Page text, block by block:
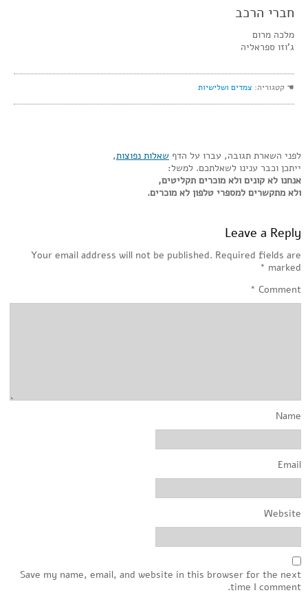
חברי הרכב
מלכה מרום
ג’וזו ספראליה
☚ קטגוריה: צמדים ושלישיות
לפני השארת תגובה, עברו על הדף שאלות נפוצות,
ייתכן וכבר ענינו לשאלתכם. למשל:
אנחנו לא קונים ולא מוכרים תקליטים,
ולא מתקשרים למספרי טלפון לא מוכרים.
Leave a Reply
Your email address will not be published. Required fields are
marked
*
Comment
*
Name
Email
Website
Save my name, email, and website in this browser for the next
time I comment.